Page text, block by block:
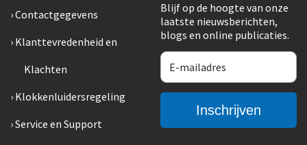
Contactgegevens
Klanttevredenheid en
Klachten
Klokkenluidersregeling
Service en Support
Blijf op de hoogte van onze
laatste nieuwsberichten,
blogs en online publicaties.